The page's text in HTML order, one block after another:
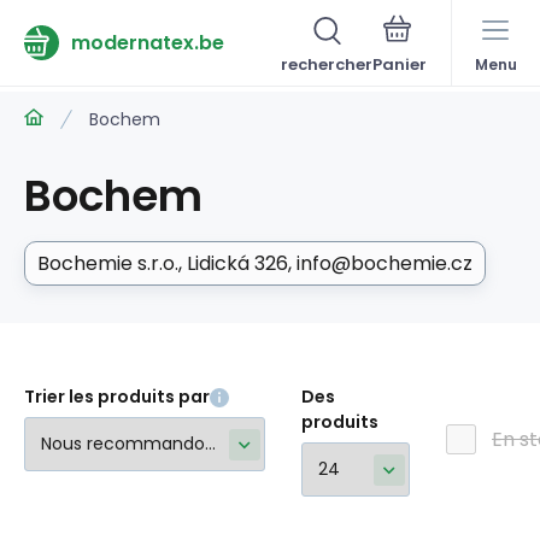
modernatex.be
rechercher Menu
Bochem
Bochem
Bochemie s.r.o. Lidická 326 info@bochemie.cz
Trier les produits par
Des
produits
En